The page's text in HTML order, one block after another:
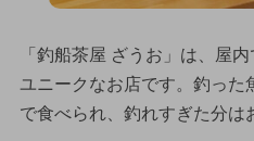
「釣船茶屋 ざうお」は、屋
ユニークなお店です。釣った
で食べられ、釣れすぎた分は